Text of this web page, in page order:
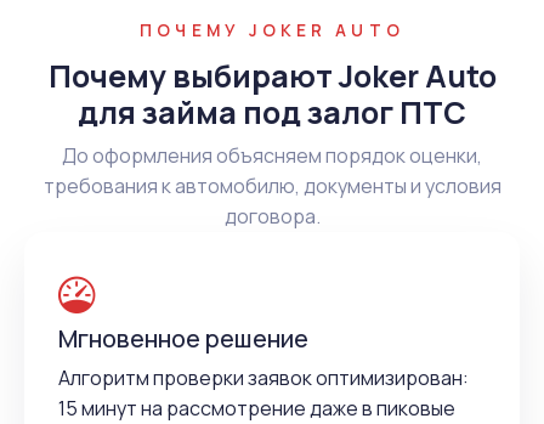
ПОЧЕМУ JOKER AUTO
Почему выбирают Joker Auto
для займа под залог ПТС
До оформления объясняем порядок оценки,
требования к автомобилю, документы и условия
договора.
Мгновенное решение
Алгоритм проверки заявок оптимизирован:
15 минут на рассмотрение даже в пиковые